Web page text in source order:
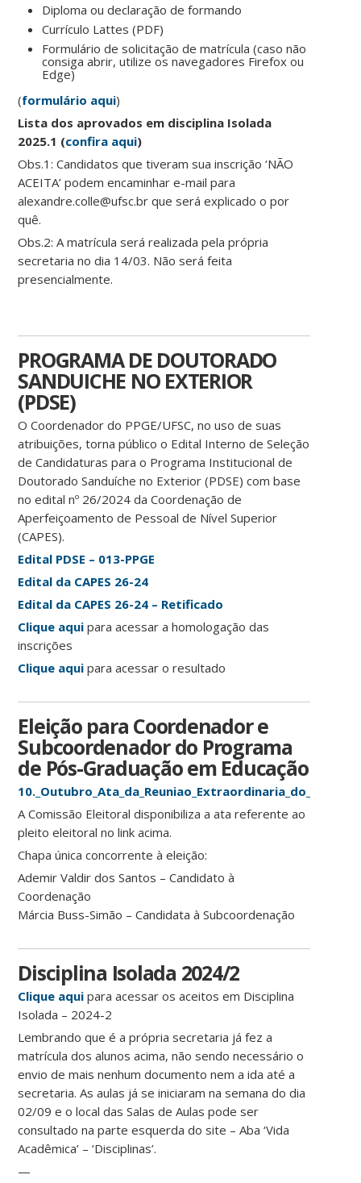
Diploma ou declaração de formando
Currículo Lattes (PDF)
Formulário de solicitação de matrícula (caso não
consiga abrir, utilize os navegadores Firefox ou
Edge)
(formulário aqui)
Lista dos aprovados em disciplina Isolada
2025.1 (confira aqui)
Obs.1: Candidatos que tiveram sua inscrição ‘NÃO
ACEITA’ podem encaminhar e-mail para
alexandre.colle@ufsc.br que será explicado o por
quê.
Obs.2: A matrícula será realizada pela própria
secretaria no dia 14/03. Não será feita
presencialmente.
PROGRAMA DE DOUTORADO
SANDUICHE NO EXTERIOR
(PDSE)
O Coordenador do PPGE/UFSC, no uso de suas
atribuições, torna público o Edital Interno de Seleção
de Candidaturas para o Programa Institucional de
Doutorado Sanduíche no Exterior (PDSE) com base
no edital nº 26/2024 da Coordenação de
Aperfeiçoamento de Pessoal de Nível Superior
(CAPES).
Edital PDSE – 013-PPGE
Edital da CAPES 26-24
Edital da CAPES 26-24 – Retificado
Clique aqui para acessar a homologação das
inscrições
Clique aqui para acessar o resultado
Eleição para Coordenador e
Subcoordenador do Programa
de Pós-Graduação em Educação
A Comissão Eleitoral disponibiliza a ata referente ao
pleito eleitoral no link acima.
Chapa única concorrente à eleição:
Ademir Valdir dos Santos – Candidato à
Coordenação
Márcia Buss-Simão – Candidata à Subcoordenação
Disciplina Isolada 2024/2
Clique aqui para acessar os aceitos em Disciplina
Isolada – 2024-2
Lembrando que é a própria secretaria já fez a
matrícula dos alunos acima, não sendo necessário o
envio de mais nenhum documento nem a ida até a
secretaria. As aulas já se iniciaram na semana do dia
02/09 e o local das Salas de Aulas pode ser
consultado na parte esquerda do site – Aba ‘Vida
Acadêmica’ – ‘Disciplinas’.
—